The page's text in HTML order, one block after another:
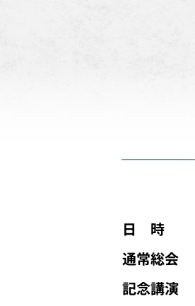
日 時
通常総会
記念講演